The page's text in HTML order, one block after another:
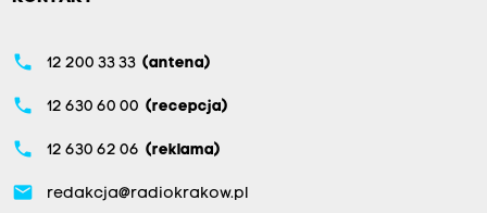
phone 12 200 33 33 (antena)
phone 12 630 60 00 (recepcja)
phone 12 630 62 06 (reklama)
email redakcja@radiokrakow.pl